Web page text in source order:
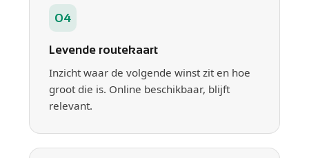
04
Levende routekaart
Inzicht waar de volgende winst zit en hoe
groot die is. Online beschikbaar, blijft
relevant.